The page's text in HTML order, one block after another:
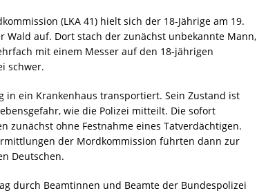
(LKA 41) hielt sich der 18-Jährige am 19.
Wald auf. Dort stach der zunächst unbekannte Mann,
mit einem Messer auf den 18-jährigen
schwer.
in ein Krankenhaus transportiert. Sein Zustand ist
wie die Polizei mitteilt. Die sofort
zunächst ohne Festnahme eines Tatverdächtigen.
der Mordkommission führten dann zur
Deutschen.
durch Beamtinnen und Beamte der Bundespolizei